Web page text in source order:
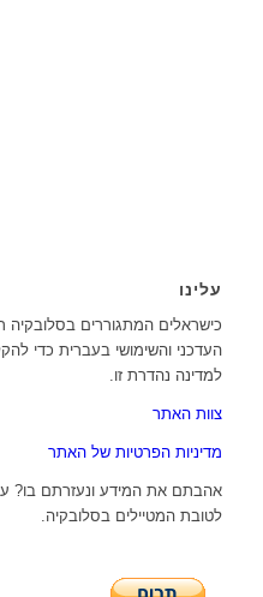
עלינו
כישראלים המתגוררים בסלובקיה
העדכני והשימושי בעברית כדי
למדינה נהדרת זו.
צוות האתר
מדיניות הפרטיות של האתר
אהבתם את המידע ונעזרתם בו?
לטובת המטיילים בסלובקיה.